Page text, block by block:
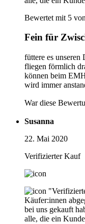
Bewertet mit 5
Fein für
füttere es unseren
fliegen förmlich
können beim
wird immer
War diese
Susanna
22. Mai 2020
Verifizierter Kauf
Käufer:innen
bei uns gekauft
alle, die ein